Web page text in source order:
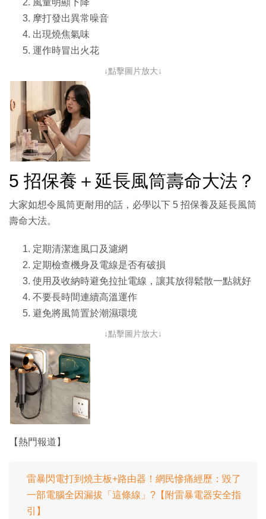
風量明顯下降
摩打發出異常噪音
出現燒焦氣味
運作時冒出火花
↓點擊圖片放大↓
5 招保養＋延長風筒壽命大法？
大家如想令風筒更耐用的話，必學以下 5 招保養及延長風筒
壽命大法。
定期清潔進風口及濾網
定期檢查機身及電線是否有破損
使用及收納時避免拉扯電線，讓其放得鬆散一點就好
不要長時間連續高溫運作
避免將風筒置於潮濕環境
↓點擊圖片放大↓
【熱門報道】
雷暴閃電打到燒主板+路由器！網民慘痛經歷：毀了
一部電腦全因漏拔「這條線」?【附雷暴電器安全指
引】